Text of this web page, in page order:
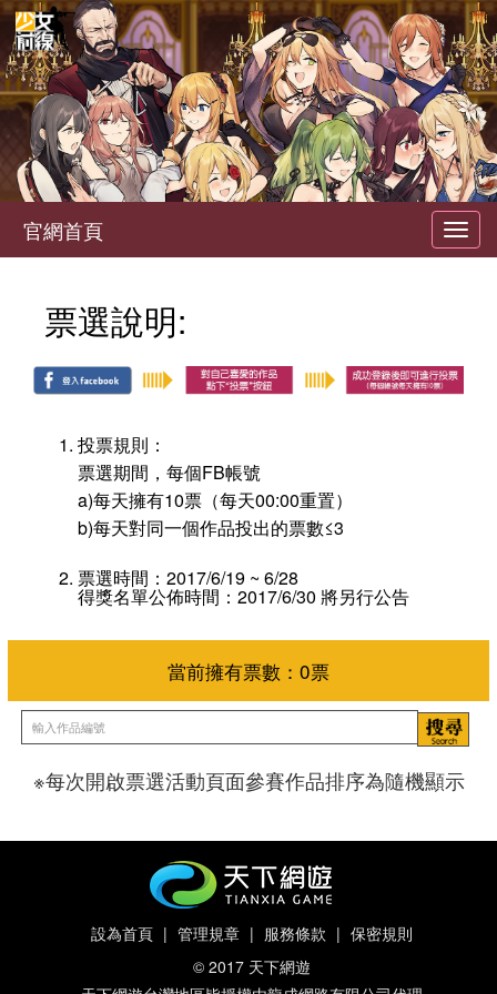
官網首頁
票選說明:
投票規則：
票選期間，每個FB帳號
a)每天擁有10票（每天00:00重置）
b)每天對同一個作品投出的票數≤3
票選時間：2017/6/19 ~ 6/28
得獎名單公佈時間：2017/6/30 將另行公告
當前擁有票數：
※每次開啟票選活動頁面參賽作品排序為隨機顯示
設為首頁 | 管理規章 | 服務條款 | 保密規則
© 2017 天下網遊